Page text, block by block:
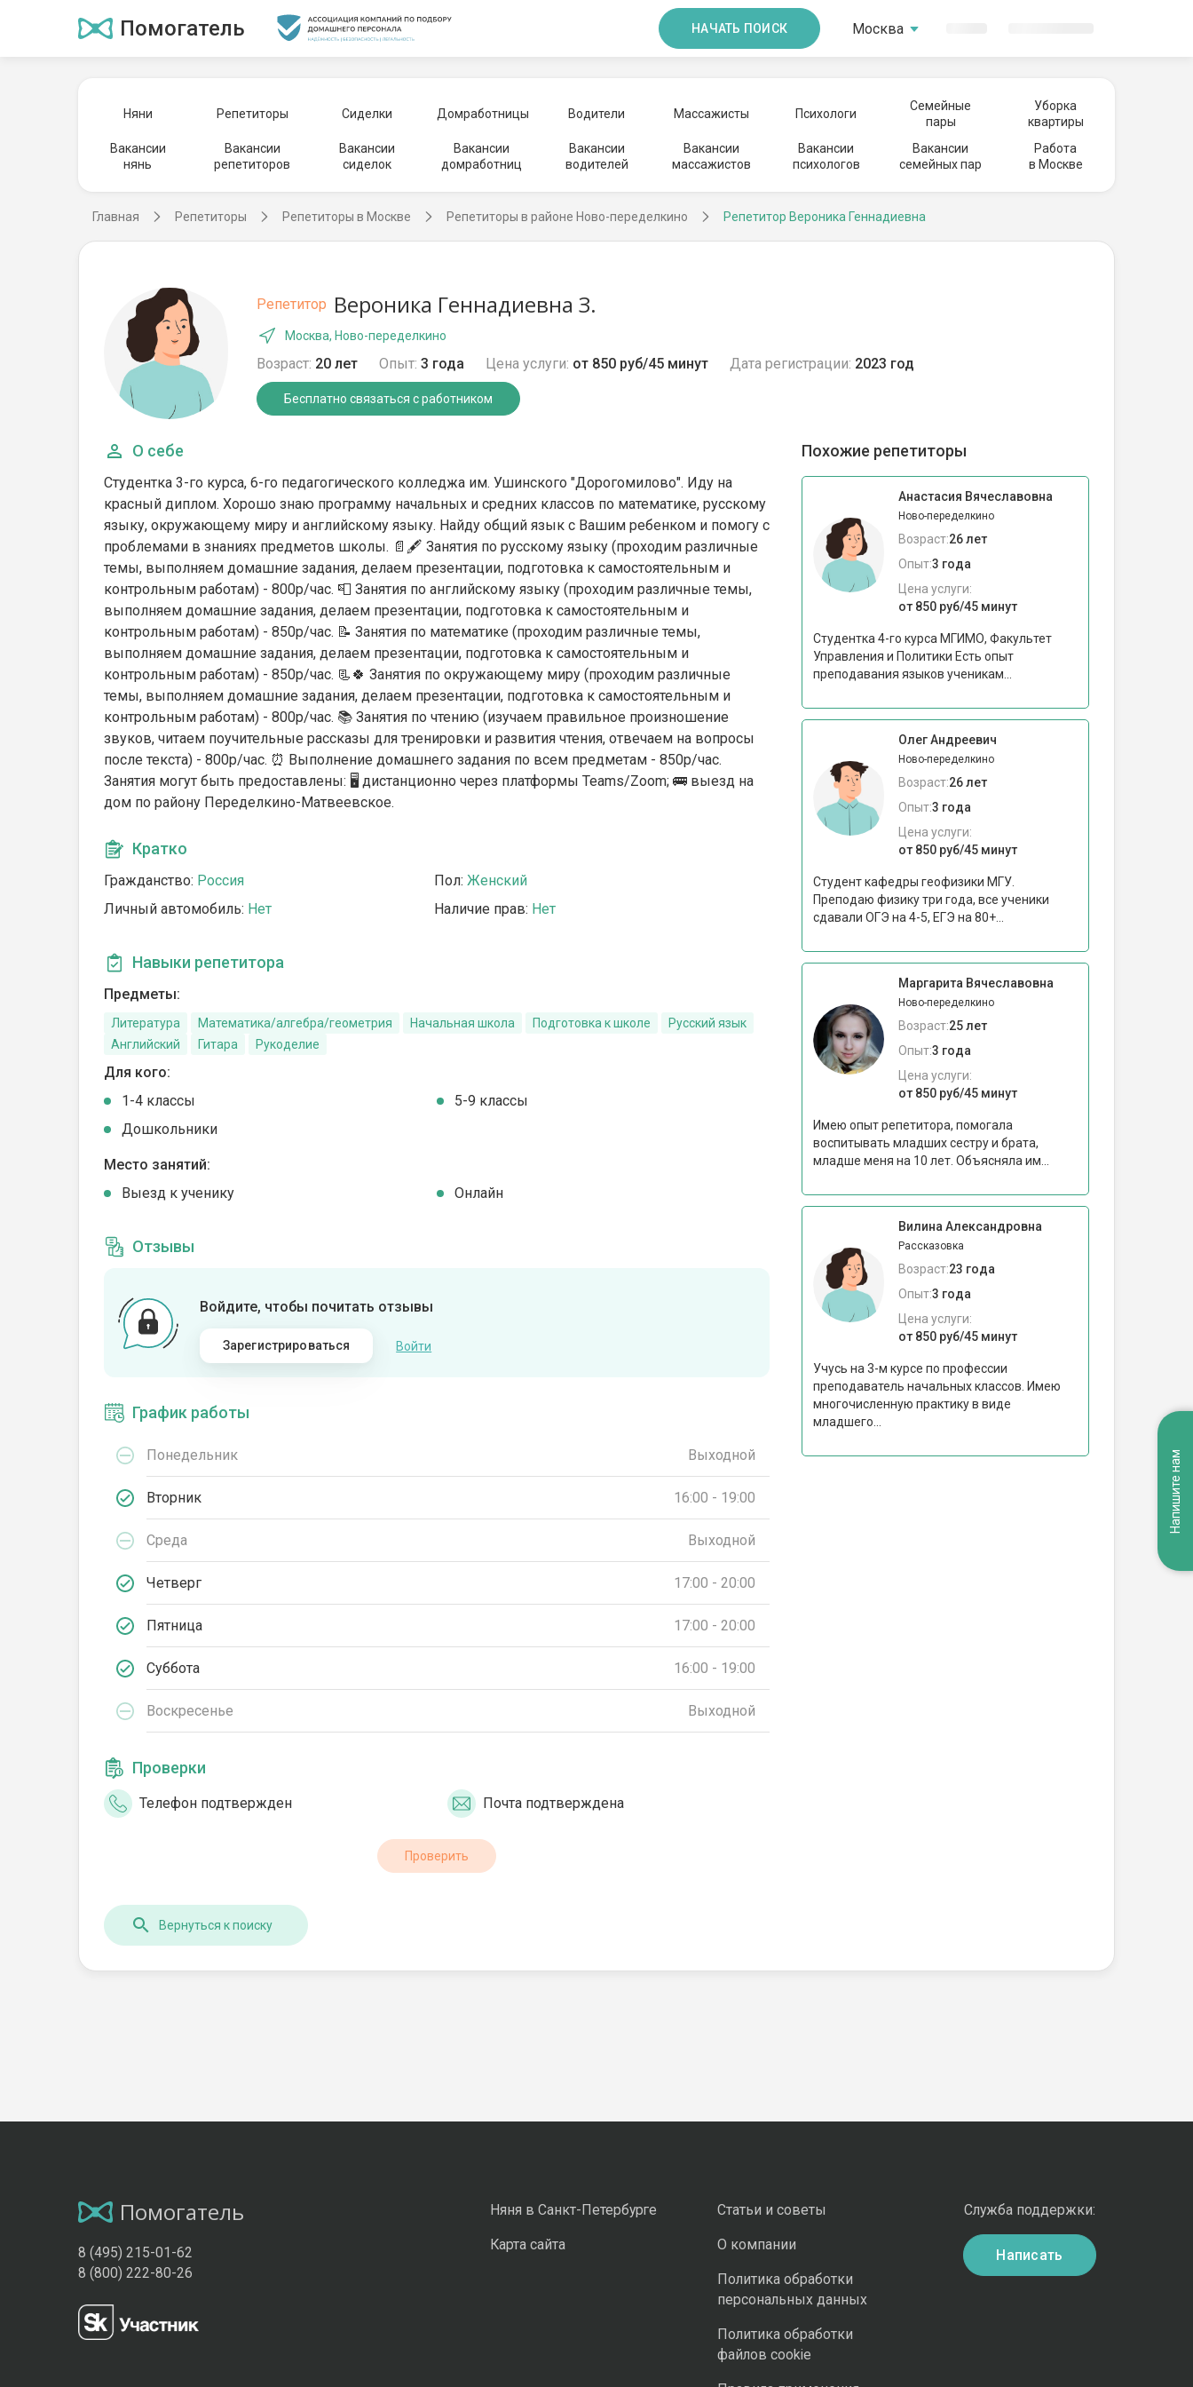
Помогатель НАЧАТЬ ПОИСК Москва
Няни Репетиторы Сиделки Домработницы Водители Массажисты Психологи
Семейные
пары
Уборка
квартиры
Вакансии
нянь
Вакансии
репетиторов
Вакансии
сиделок
Вакансии
домработниц
Вакансии
водителей
Вакансии
массажистов
Вакансии
психологов
Вакансии
семейных пар
Работа
в Москве
Главная Репетиторы Репетиторы в Москве Репетиторы в районе Ново-переделкино Репетитор Вероника Геннадиевна
Репетитор Вероника Геннадиевна З.
Москва, Ново-переделкино
Возраст: 20 лет Опыт: 3 года Цена услуги: от 850 руб/45 минут Дата регистрации: 2023 год
Бесплатно связаться с работником
О себе
Студентка 3-го курса, 6-го педагогического колледжа им. Ушинского "Дорогомилово". Иду на
красный диплом. Хорошо знаю программу начальных и средних классов по математике, русскому
языку, окружающему миру и английскому языку. Найду общий язык с Вашим ребенком и помогу с
проблемами в знаниях предметов школы. 📄🖋 Занятия по русскому языку (проходим различные
темы, выполняем домашние задания, делаем презентации, подготовка к самостоятельным и
контрольным работам) - 800р/час. 📮 Занятия по английскому языку (проходим различные темы,
выполняем домашние задания, делаем презентации, подготовка к самостоятельным и
контрольным работам) - 850р/час. 📝 Занятия по математике (проходим различные темы,
выполняем домашние задания, делаем презентации, подготовка к самостоятельным и
контрольным работам) - 850р/час. 📃🍀 Занятия по окружающему миру (проходим различные
темы, выполняем домашние задания, делаем презентации, подготовка к самостоятельным и
контрольным работам) - 800р/час. 📚 Занятия по чтению (изучаем правильное произношение
звуков, читаем поучительные рассказы для тренировки и развития чтения, отвечаем на вопросы
после текста) - 800р/час. ⏰ Выполнение домашнего задания по всем предметам - 850р/час.
Занятия могут быть предоставлены: 🖥 дистанционно через платформы Teams/Zoom; 🚌 выезд на
дом по району Переделкино-Матвеевское.
Кратко
Гражданство: Россия Пол: Женский
Личный автомобиль: Нет Наличие прав: Нет
Навыки репетитора
Предметы:
Литература Математика/алгебра/геометрия Начальная школа Подготовка к школе
Русский язык
Английский
Гитара Рукоделие
Для кого:
1-4 классы
5-9 классы
Дошкольники
Место занятий:
Выезд к ученику
Онлайн
Отзывы
Войдите, чтобы почитать отзывы
Зарегистрироваться Войти
График работы
Понедельник Выходной
Вторник 16:00 - 19:00
Среда Выходной
Четверг 17:00 - 20:00
Пятница 17:00 - 20:00
Суббота 16:00 - 19:00
Воскресенье Выходной
Проверки
Телефон подтвержден Почта подтверждена
Проверить
Похожие репетиторы
Анастасия Вячеславовна
Ново-переделкино
Возраст:26 лет
Опыт:3 года
Цена услуги:
от 850 руб/45 минут
Студентка 4-го курса МГИМО, Факультет
Управления и Политики Есть опыт
преподавания языков ученикам...
Олег Андреевич
Ново-переделкино
Возраст:26 лет
Опыт:3 года
Цена услуги:
от 850 руб/45 минут
Студент кафедры геофизики МГУ.
Преподаю физику три года, все ученики
сдавали ОГЭ на 4-5, ЕГЭ на 80+...
Маргарита Вячеславовна
Ново-переделкино
Возраст:25 лет
Опыт:3 года
Цена услуги:
от 850 руб/45 минут
Имею опыт репетитора, помогала
воспитывать младших сестру и брата,
младше меня на 10 лет. Объясняла им...
Вилина Александровна
Рассказовка
Возраст:23 года
Опыт:3 года
Цена услуги:
от 850 руб/45 минут
Учусь на 3-м курсе по профессии
преподаватель начальных классов. Имею
многочисленную практику в виде
младшего...
Вернуться к поиску
Помогатель
8 (495) 215-01-62
8 (800) 222-80-26
Няня в Санкт-Петербурге
Карта сайта
Статьи и советы
О компании
Политика обработки
персональных данных
Политика обработки
файлов cookie
Служба поддержки:
Написать
Напишите нам